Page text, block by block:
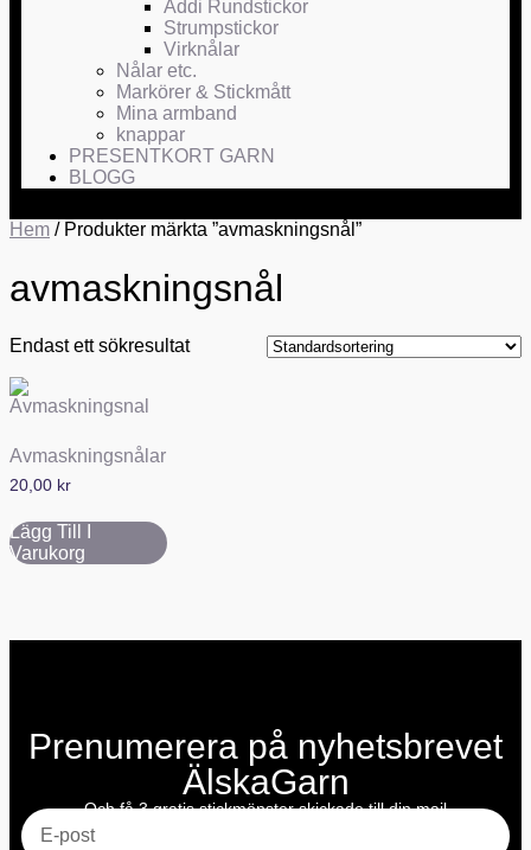
Addi Rundstickor
Strumpstickor
Virknålar
Nålar etc.
Markörer & Stickmått
Mina armband
knappar
PRESENTKORT GARN
BLOGG
Hem / Produkter märkta ”avmaskningsnål”
avmaskningsnål
Endast ett sökresultat
Avmaskningsnålar
20,00 kr
Lägg Till I
Varukorg
Prenumerera på nyhetsbrevet
ÄlskaGarn
Och få 3 gratis stickmönster skickade till din mail